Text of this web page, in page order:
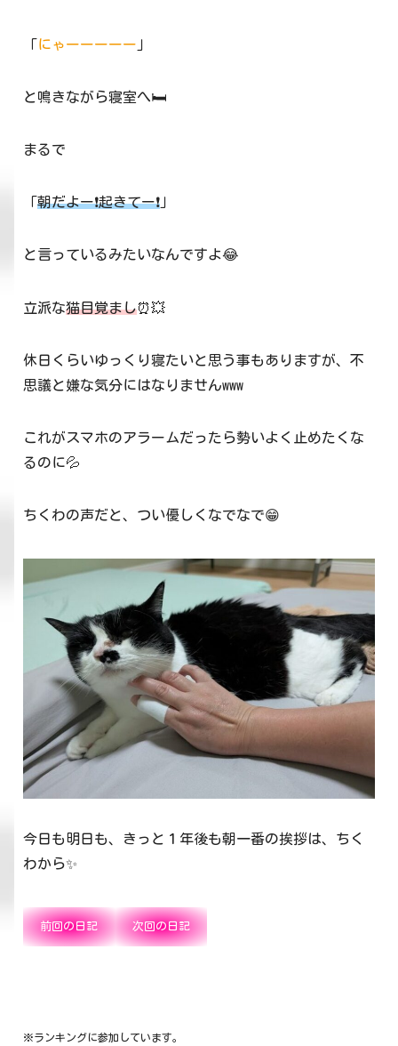
「にゃーーーーー 」
と鳴きながら寝室へ🛏
まるで
「朝だよー❗起きてー❗ 」
と言っているみたいなんですよ😂
立派な猫目覚まし⏰💥
休日くらいゆっくり寝たいと思う事もありますが、不
思議と嫌な気分にはなりませんwww
これがスマホのアラームだったら勢いよく止めたくな
るのに💦
ちくわの声だと、つい優しくなでなで😁
今日も明日も、きっと１年後も朝一番の挨拶は、ちく
わから✨
前回の日記 次回の日記
※ランキングに参加しています。